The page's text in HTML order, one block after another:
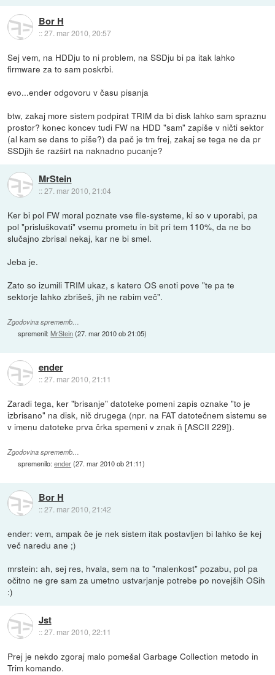
Bor H
::27. mar 2010, 20:57
Sej vem, na HDDju to ni problem, na SSDju bi pa itak lahko
firmware za to sam poskrbi.
evo...ender odgovoru v času pisanja
btw, zakaj more sistem podpirat TRIM da bi disk lahko sam spraznu
prostor? konec koncev tudi FW na HDD "sam" zapiše v ničti sektor
(al kam se dans to piše?) da pač je tm frej, zakaj se tega ne da pr
SSDjih še razširt na naknadno pucanje?
MrStein
::27. mar 2010, 21:04
Ker bi pol FW moral poznate vse file-systeme, ki so v uporabi, pa
pol "prisluškovati" vsemu prometu in bit pri tem 110%, da ne bo
slučajno zbrisal nekaj, kar ne bi smel.
Jeba je.
Zato so izumili TRIM ukaz, s katero OS enoti pove "te pa te
sektorje lahko zbrišeš, jih ne rabim več".
Zgodovina sprememb…
spremenil:MrStein(27. mar 2010 ob 21:05)
ender
::27. mar 2010, 21:11
Zaradi tega, ker "brisanje" datoteke pomeni zapis oznake "to je
izbrisano" na disk, nič drugega (npr. na FAT datotečnem sistemu se
v imenu datoteke prva črka spemeni v znak ň [ASCII 229]).
Zgodovina sprememb…
spremenilo:ender(27. mar 2010 ob 21:11)
Bor H
::27. mar 2010, 21:42
ender: vem, ampak če je nek sistem itak postavljen bi lahko še kej
več naredu ane ;)
mrstein: ah, sej res, hvala, sem na to "malenkost" pozabu, pol pa
očitno ne gre sam za umetno ustvarjanje potrebe po novejših OSih
:)
Jst
::27. mar 2010, 22:11
Prej je nekdo zgoraj malo pomešal Garbage Collection metodo in
Trim komando.